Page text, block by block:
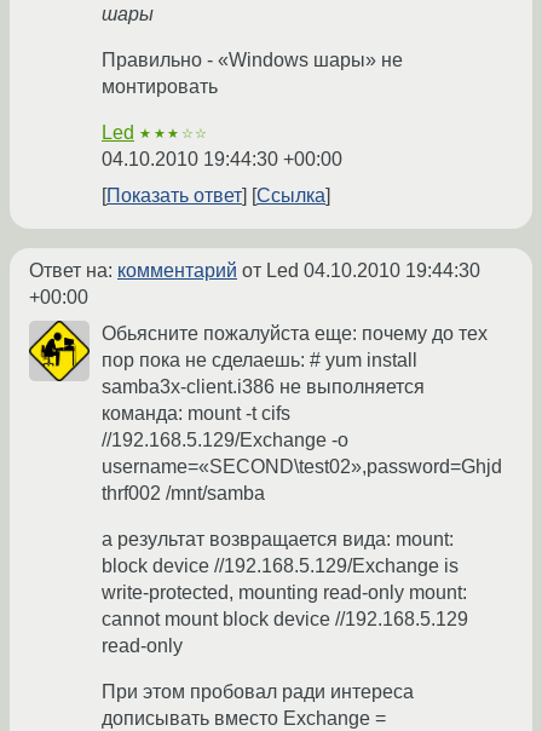
шары
Правильно - «Windows шары» не
монтировать
Led ★★★☆☆
04.10.2010 19:44:30 +00:00
Показать ответ
Ссылка
Ответ на: комментарий от Led 04.10.2010 19:44:30
+00:00
Обьясните пожалуйста еще: почему до тех
пор пока не сделаешь: # yum install
samba3x-client.i386 не выполняется
команда: mount -t cifs
//192.168.5.129/Exchange -o
username=«SECOND\test02»,password=Ghjd
thrf002 /mnt/samba
а результат возвращается вида: mount:
block device //192.168.5.129/Exchange is
write-protected, mounting read-only mount:
cannot mount block device //192.168.5.129
read-only
При этом пробовал ради интереса
дописывать вместо Exchange =